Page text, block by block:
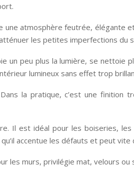
atmosphère feutrée, élégante
les petites imperfections du
un peu plus la lumière, se
lumineux sans effet trop
la pratique, c’est une finition
Il est idéal pour les boiseries,
accentue les défauts et peut
les murs, privilégie mat, velours